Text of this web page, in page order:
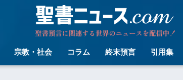
宗教・社会 コラム 終末預言 引用集